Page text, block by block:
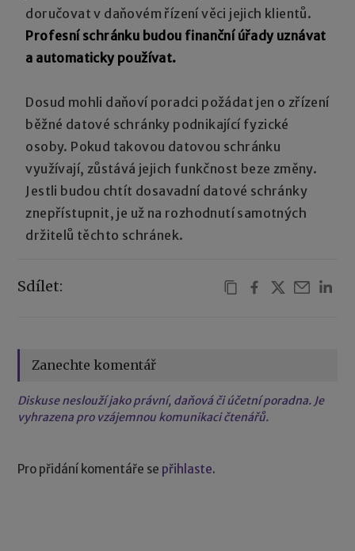
doručovat v daňovém řízení věci jejich klientů.
Profesní schránku budou finanční úřady uznávat
a automaticky používat.
Dosud mohli daňoví poradci požádat jen o zřízení
běžné datové schránky podnikající fyzické
osoby. Pokud takovou datovou schránku
využívají, zůstává jejich funkčnost beze změny.
Jestli budou chtít dosavadní datové schránky
znepřístupnit, je už na rozhodnutí samotných
držitelů těchto schránek.
Sdílet:
Zanechte komentář
Diskuse neslouží jako právní, daňová či účetní poradna. Je
vyhrazena pro vzájemnou komunikaci čtenářů.
Pro přidání komentáře se přihlaste.